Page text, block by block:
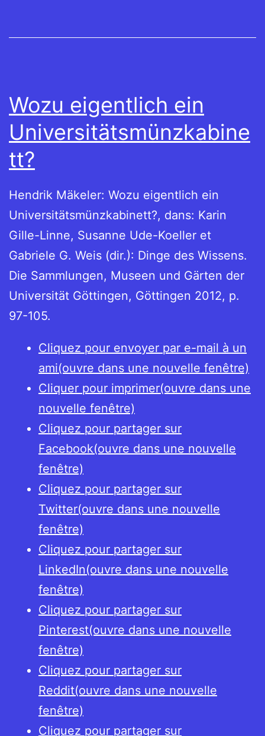
Wozu eigentlich ein
Universitätsmünzkabine
tt?
Hendrik Mäkeler: Wozu eigentlich ein
Universitätsmünzkabinett?, dans: Karin
Gille-Linne, Susanne Ude-Koeller et
Gabriele G. Weis (dir.): Dinge des Wissens.
Die Sammlungen, Museen und Gärten der
Universität Göttingen, Göttingen 2012, p.
97-105.
Cliquez pour envoyer par e-mail à un
ami(ouvre dans une nouvelle fenêtre)
Cliquer pour imprimer(ouvre dans une
nouvelle fenêtre)
Cliquez pour partager sur
Facebook(ouvre dans une nouvelle
fenêtre)
Cliquez pour partager sur
Twitter(ouvre dans une nouvelle
fenêtre)
Cliquez pour partager sur
LinkedIn(ouvre dans une nouvelle
fenêtre)
Cliquez pour partager sur
Pinterest(ouvre dans une nouvelle
fenêtre)
Cliquez pour partager sur
Reddit(ouvre dans une nouvelle
fenêtre)
Cliquez pour partager sur